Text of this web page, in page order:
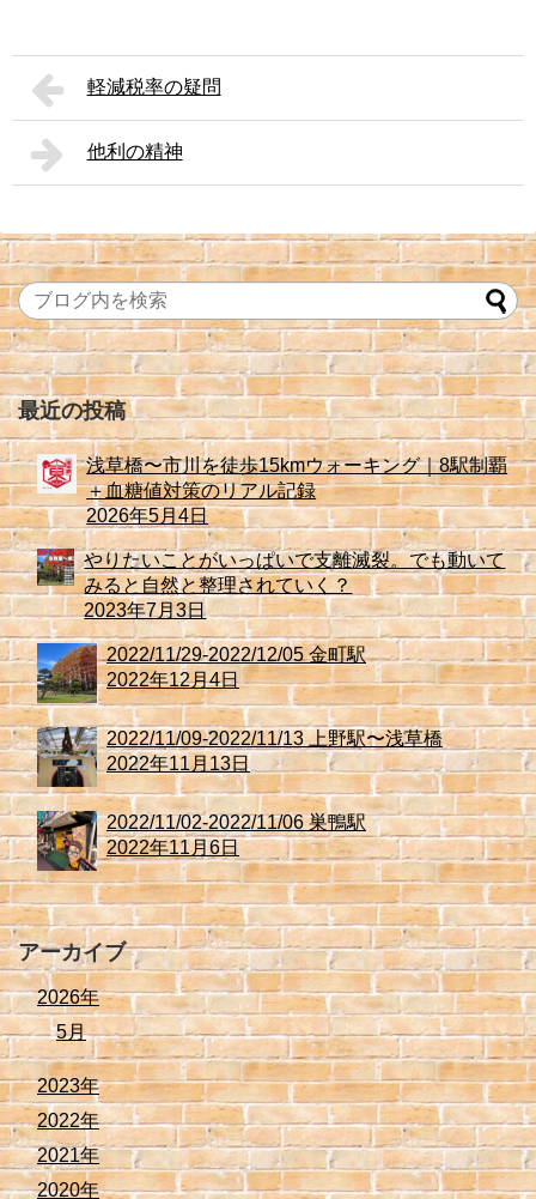
軽減税率の疑問
他利の精神
最近の投稿
浅草橋〜市川を徒歩15kmウォーキング｜8駅制覇
＋血糖値対策のリアル記録
2026年5月4日
やりたいことがいっぱいで支離滅裂。でも動いて
みると自然と整理されていく？
2023年7月3日
2022/11/29-2022/12/05 金町駅
2022年12月4日
2022/11/09-2022/11/13 上野駅〜浅草橋
2022年11月13日
2022/11/02-2022/11/06 巣鴨駅
2022年11月6日
アーカイブ
2026年
5月
2023年
2022年
2021年
2020年